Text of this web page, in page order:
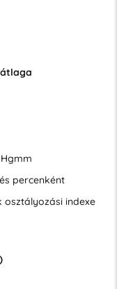
percenként
osztályozási indexe